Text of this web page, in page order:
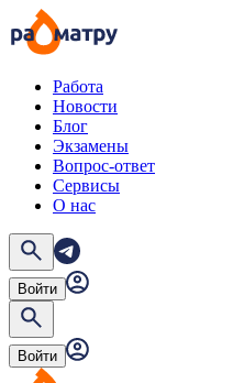
Работа
Новости
Блог
Экзамены
Вопрос-ответ
Сервисы
О нас
Войти
Войти